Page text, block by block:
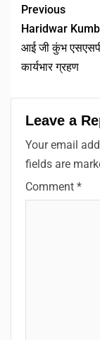
Previous
Haridwar
आई जी कुंभ
कार्यभार ग्रहण
Leave a
Your email
fields are
Comment *